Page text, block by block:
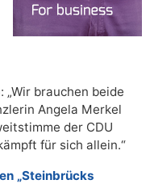
brauchen beide
Angela Merkel
der CDU
für sich allein.“
„Steinbrücks